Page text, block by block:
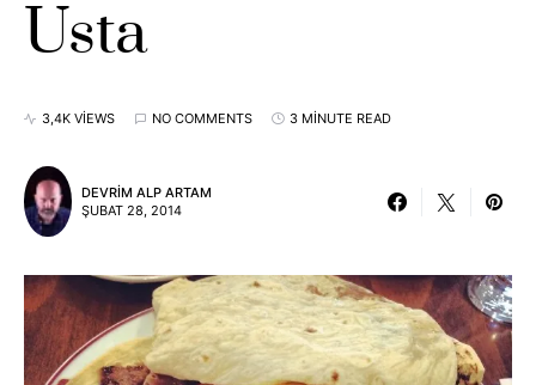
Usta
3,4K VIEWS NO COMMENTS 3 MINUTE READ
DEVRIM ALP ARTAM
ŞUBAT 28, 2014